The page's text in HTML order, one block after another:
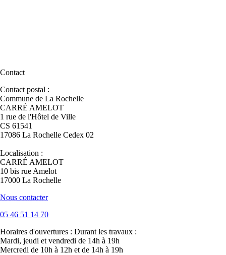
Contact
Contact postal :
Commune de La Rochelle
CARRÉ AMELOT
1 rue de l'Hôtel de Ville
CS 61541
17086 La Rochelle Cedex 02
Localisation :
CARRÉ AMELOT
10 bis rue Amelot
17000 La Rochelle
Nous contacter
05 46 51 14 70
Horaires d'ouvertures : Durant les travaux :
Mardi, jeudi et vendredi de 14h à 19h
Mercredi de 10h à 12h et de 14h à 19h